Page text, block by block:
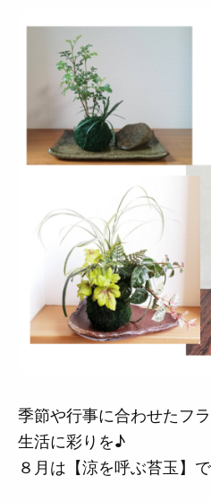
季節や行事に合わせたフ
生活に彩りを♪
８月は【涼を呼ぶ苔玉】で